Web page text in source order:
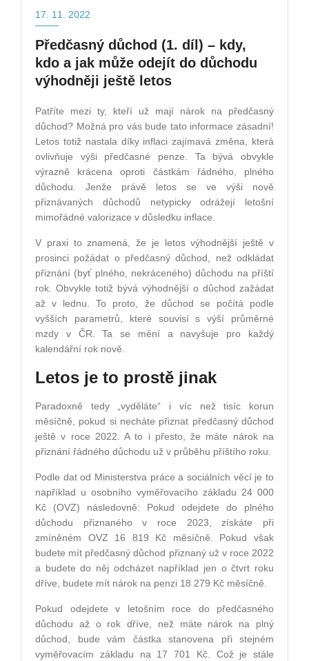
17. 11. 2022
Předčasný důchod (1. díl) – kdy,
kdo a jak může odejít do důchodu
výhodněji ještě letos
Patříte mezi ty, kteří už mají nárok na předčasný
důchod? Možná pro vás bude tato informace zásadní!
Letos totiž nastala díky inflaci zajímavá změna, která
ovlivňuje výši předčasné penze. Ta bývá obvykle
výrazně krácena oproti částkám řádného, plného
důchodu. Jenže právě letos se ve výši nově
přiznávaných důchodů netypicky odrážejí letošní
mimořádné valorizace v důsledku inflace.
V praxi to znamená, že je letos výhodnější ještě v
prosinci požádat o předčasný důchod, než odkládat
přiznání (byť plného, nekráceného) důchodu na příští
rok. Obvykle totiž bývá výhodnější o důchod zažádat
až v lednu. To proto, že důchod se počítá podle
vyšších parametrů, které souvisí s výší průměrné
mzdy v ČR. Ta se mění a navyšuje pro každý
kalendářní rok nově.
Letos je to prostě jinak
Paradoxně tedy „vyděláte“ i víc než tisíc korun
měsíčně, pokud si necháte přiznat předčasný důchod
ještě v roce 2022. A to i přesto, že máte nárok na
přiznání řádného důchodu už v průběhu příštího roku.
Podle dat od Ministerstva práce a sociálních věcí je to
například u osobního vyměřovacího základu 24 000
Kč (OVZ) následovně: Pokud odejdete do plného
důchodu přiznaného v roce 2023, získáte při
zmíněném OVZ 16 819 Kč měsíčně. Pokud však
budete mít předčasný důchod přiznaný už v roce 2022
a budete do něj odcházet například jen o čtvrt roku
dříve, budete mít nárok na penzi 18 279 Kč měsíčně.
Pokud odejdete v letošním roce do předčasného
důchodu až o rok dříve, než máte nárok na plný
důchod, bude vám částka stanovena při stejném
vyměřovacím základu na 17 701 Kč. Což je stále